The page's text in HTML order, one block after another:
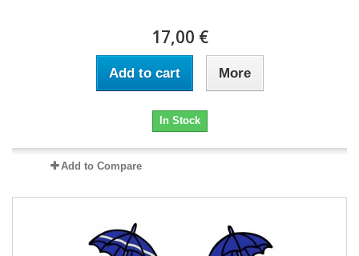
17,00 €
Add to cart More
In Stock
Add to Compare